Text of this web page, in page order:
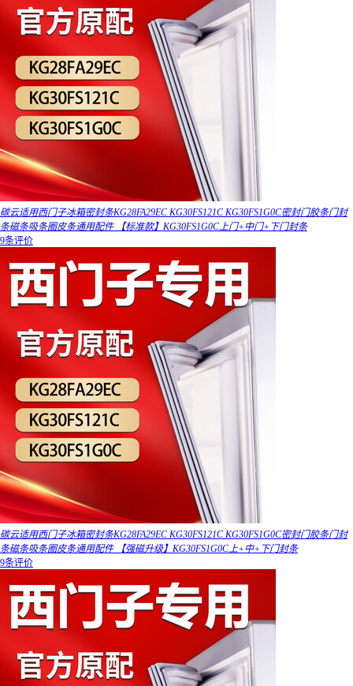
碳云适用西门子冰箱密封条KG28FA29EC KG30FS121C KG30FS1G0C密封门胶条门封
条磁条吸条圈皮条通用配件 【标准款】KG30FS1G0C上门+中门+下门封条
9条评价
碳云适用西门子冰箱密封条KG28FA29EC KG30FS121C KG30FS1G0C密封门胶条门封
条磁条吸条圈皮条通用配件 【强磁升级】KG30FS1G0C上+中+下门封条
9条评价